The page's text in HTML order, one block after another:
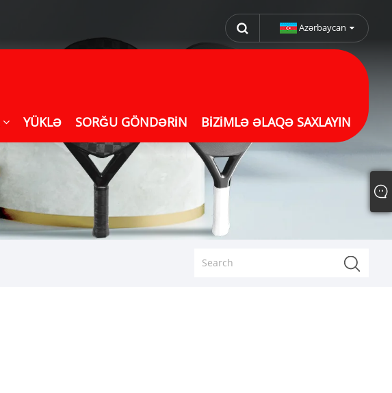
Azərbaycan
YÜKLƏ SORĞU GÖNDƏRIN BIZIMLƏ ƏLAQƏ SAXLAYIN